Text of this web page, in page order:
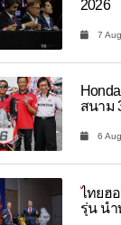
2026
7
สนาม
6
ไทยฮ
รุ่น นำ